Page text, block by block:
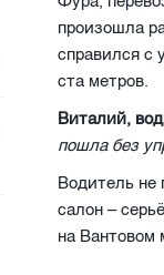
произошла
справился с
ста метров.
Виталий,
пошла без
Водитель не
салон –
на Вантовом